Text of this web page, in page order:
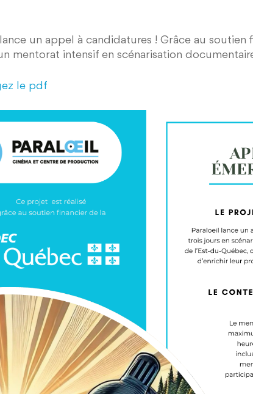
un appel à candidatures ! Grâce au
mentorat intensif en scénarisation
le pdf